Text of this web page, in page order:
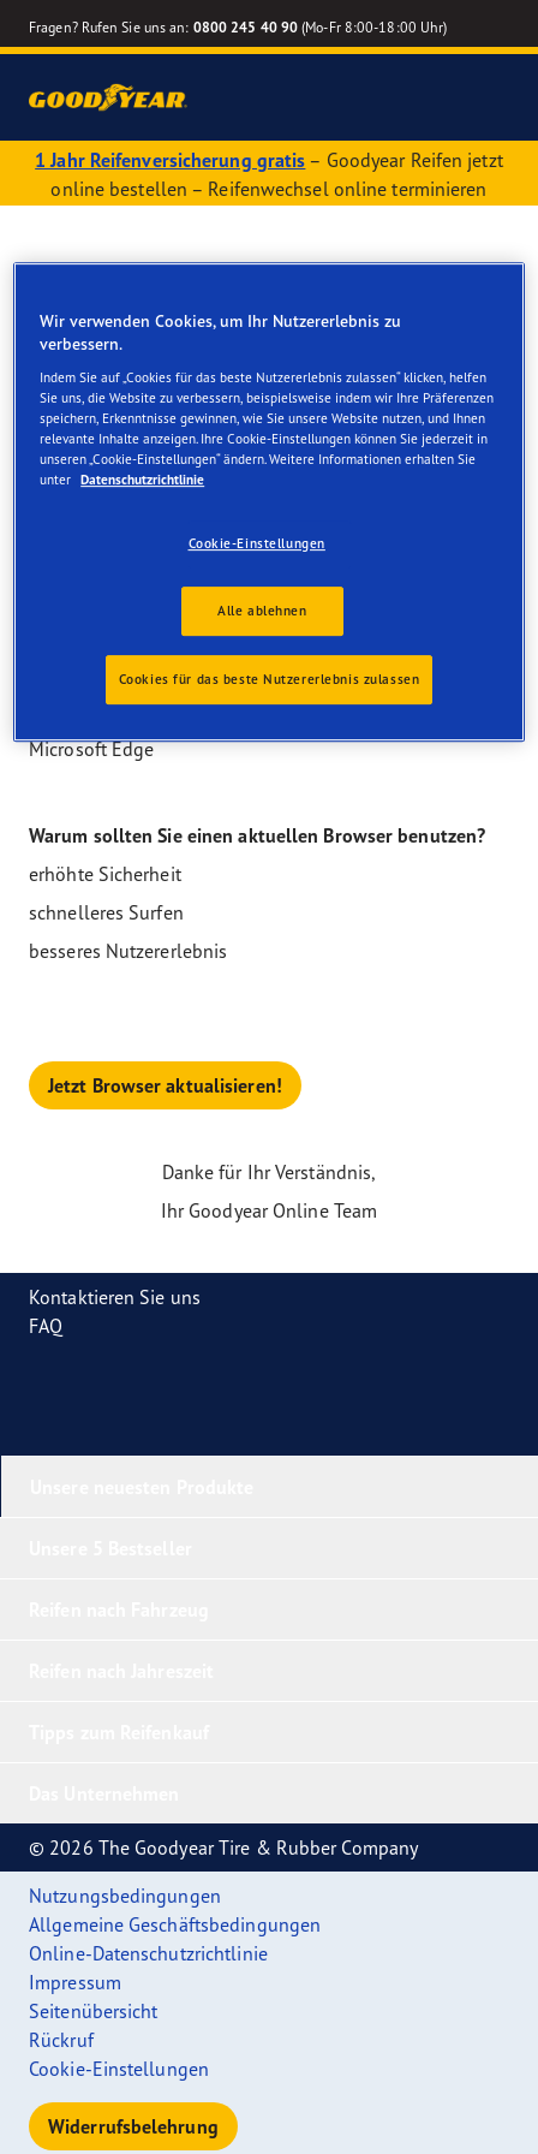
Fragen? Rufen Sie uns an: 0800 245 40 90 (Mo-Fr 8:00-18:00 Uhr)
1 Jahr Reifenversicherung gratis – Goodyear Reifen jetzt
online bestellen – Reifenwechsel online terminieren
Sie nutzen einen nicht mehr unterstützten
Webbrowser.
Bitte wechseln Sie auf einen aktuellen
Browser, um unseren Goodyear Onlineshop zu
Zum Beispiel werden die aktuellen Versionen dieser
Browser unterstützt:
Google Chrome
Mozilla Firefox
Microsoft Edge
Warum sollten Sie einen aktuellen Browser benutzen?
erhöhte Sicherheit
schnelleres Surfen
besseres Nutzererlebnis
Jetzt Browser aktualisieren!
Danke für Ihr Verständnis,
Ihr Goodyear Online Team
Kontaktieren Sie uns
FAQ
© 2026 The Goodyear Tire & Rubber Company
Nutzungsbedingungen
Allgemeine Geschäftsbedingungen
Online-Datenschutzrichtlinie
Impressum
Seitenübersicht
Rückruf
Cookie-Einstellungen
Widerrufsbelehrung
Wir verwenden Cookies, um Ihr Nutzererlebnis zu
verbessern.
Indem Sie auf „Cookies für das beste Nutzererlebnis zulassen“ klicken, helfen
Sie uns, die Website zu verbessern, beispielsweise indem wir Ihre Präferenzen
speichern, Erkenntnisse gewinnen, wie Sie unsere Website nutzen, und Ihnen
relevante Inhalte anzeigen. Ihre Cookie-Einstellungen können Sie jederzeit in
unseren „Cookie-Einstellungen“ ändern. Weitere Informationen erhalten Sie
unter Datenschutzrichtlinie
Cookie-Einstellungen
Alle ablehnen
Cookies für das beste Nutzererlebnis zulassen